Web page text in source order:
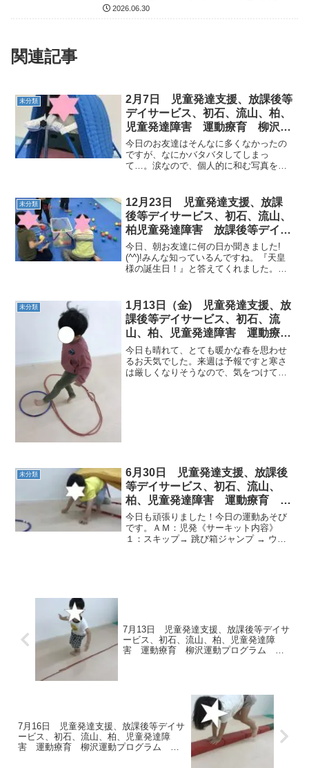
気になる 発達障害 放デイ 自閉
2026.06.30
関連記事
未分類
2月7日 児童発達支援、放課後等
デイサービス、初石、流山、柏、
児童発達障害 運動療育 柳沢運
動プログラム こどもプラス（発
達気になる 発達障害 放デイ
自閉症 学習障害 LD ADHD ア
今日のお友達はそんなに多くなかったの
ですが、なにかバタバタしてしまっ
て…。涙なので、個人的に和む写真を…
ました＼(^o^)／運動遊び中や、自由遊び
でたくさんのお友達の笑...
未分類
12月23日 児童発達支援、放課
後等デイサービス、初石、流山、
柏児童発達障害 放課後等デイサ
ービス 運動療育 柳沢運動プロ
グラム こどもプラス（児童発達
支援 放課後等デイサービス
イ 自閉症 学習障害 LD
ADHD アスペルガー症候群）発
達障害
今日、朝お友達に何の日か聞きました!
(^^)!みんな知っているんですね。『天皇
様の誕生日！』と答えてくれました。＊
ンプ ◎グーパー ◎ケンケン◎ブリッ
ジ ◎トランポリン...
未分類
1月13日（金) 児童発達支援、放
課後等デイサービス、初石、流
山、柏、児童発達障害 運動療
育 柳沢運動プログラム こども
発達気になる 発達障害 放デ
イ 自閉症 ADHD アスペルガ
今日も晴れて、とても暖かな春を思わせ
るお天気でした。来週は予報ですと寒さ
は厳しくなりそうなので、気をつけて過
未分類
6月30日 児童発達支援、放課後
等デイサービス、初石、流山、
柏、児童発達障害 運動療育 柳
沢運動プログラム こども発達気
になる 発達障害 放デ
今日も頑張りました！今日の運動あそび
です。ＡＭ：児発《サーキット内容》
１：スキップ→ 跳び箱ジャンプ → ウシ
7月13日 児童発達支援、放課後等デイサ
ービス、初石、流山、柏、児童発達障
害 運動療育 柳沢運動プログラム こ
7月16日 児童発達支援、放課後等デイサ
ービス、初石、流山、柏、児童発達障
害 運動療育 柳沢運動プログラム こ